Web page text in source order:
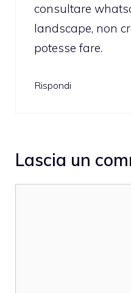
consultare
landscape, non
potesse fare.
Rispondi
Lascia un